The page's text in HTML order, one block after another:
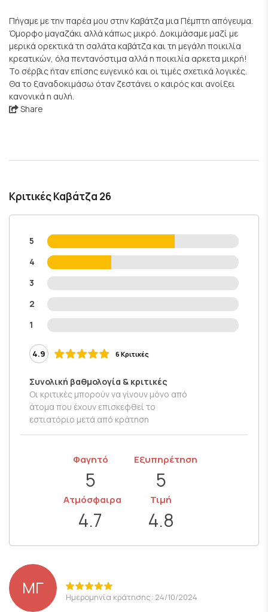
Πήγαμε με την παρέα μου στην Καβάτζα μια Πέμπτη απόγευμα.
Όμορφο μαγαζάκι αλλά κάπως μικρό. Δοκιμάσαμε μαζί με
μερικά ορεκτικά τη σαλάτα καβάτζα και τη μεγάλη ποικιλία
κρεατικών, όλα πεντανόστιμα αλλά η ποικιλία αρκετα μικρή!
Το σέρβις ήταν επίσης ευγενικό και οι τιμές σχετικά λογικές.
Θα το ξαναδοκιμάσω όταν ζεστάνει ο καιρός και ανοίξει
κανονικά η αυλή.
Share
Κριτικές Καβάτζα 26
5
4
3
2
1
4.9 6 Κριτικές
Συνολική βαθμολογία & κριτικές
Οι κριτικές μπορούν να γίνουν μόνο από
άτομα που έχουν επισκεφθεί το
εστιατόριο μετά από κράτηση
Φαγητό
5
Εξυπηρέτηση
5
Ατμόσφαιρα
4.7
Τιμή
4.8
ΜΓ Ημερομηνία κράτησης: 24/10/2024